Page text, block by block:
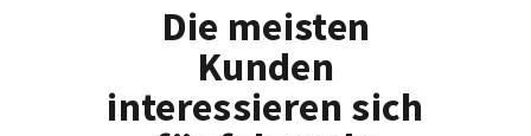
Die meisten
Kunden
interessieren sich